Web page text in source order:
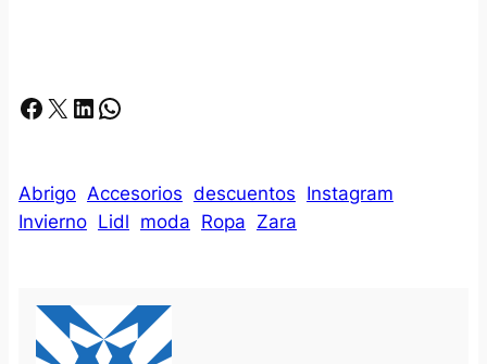
Facebook X LinkedIn Whatsapp
Abrigo Accesorios descuentos Instagram
Invierno Lidl moda Ropa Zara